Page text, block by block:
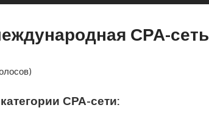
СРА-сеть
СРА-сети: